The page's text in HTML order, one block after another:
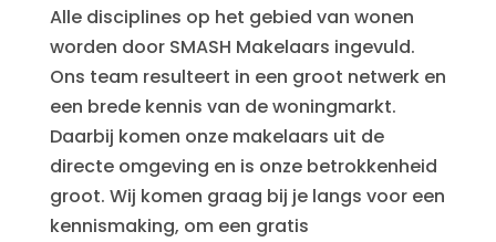
Alle disciplines op het gebied van wonen
worden door SMASH Makelaars ingevuld.
Ons team resulteert in een groot netwerk en
een brede kennis van de woningmarkt.
Daarbij komen onze makelaars uit de
directe omgeving en is onze betrokkenheid
groot. Wij komen graag bij je langs voor een
kennismaking, om een gratis